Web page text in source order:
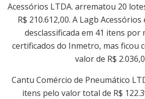
Acessórios LTDA. arrematou 20
R$ 210.612,00. A Lagb Acessórios
desclassificada em 41 itens
certificados do Inmetro, mas ficou
valor de R$
Cantu Comércio de Pneumático
itens pelo valor total de R$